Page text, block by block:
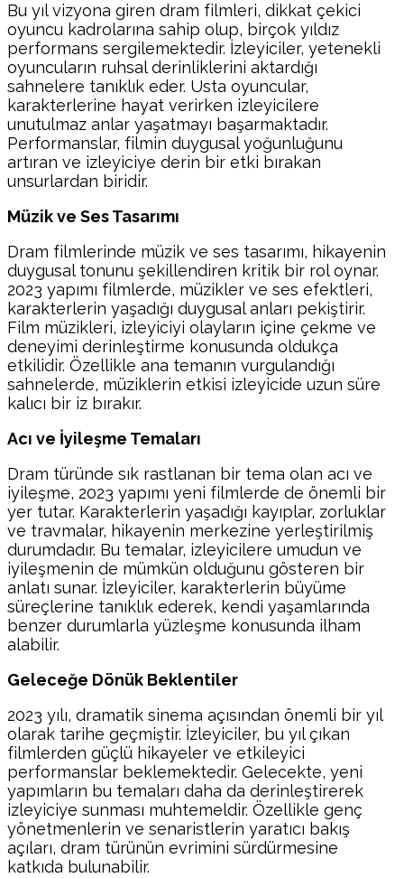
Bu yıl vizyona giren dram filmleri, dikkat çekici
oyuncu kadrolarına sahip olup, birçok yıldız
performans sergilemektedir. İzleyiciler, yetenekli
oyuncuların ruhsal derinliklerini aktardığı
sahnelere tanıklık eder. Usta oyuncular,
karakterlerine hayat verirken izleyicilere
unutulmaz anlar yaşatmayı başarmaktadır.
Performanslar, filmin duygusal yoğunluğunu
artıran ve izleyiciye derin bir etki bırakan
unsurlardan biridir.
Müzik ve Ses Tasarımı
Dram filmlerinde müzik ve ses tasarımı, hikayenin
duygusal tonunu şekillendiren kritik bir rol oynar.
2023 yapımı filmlerde, müzikler ve ses efektleri,
karakterlerin yaşadığı duygusal anları pekiştirir.
Film müzikleri, izleyiciyi olayların içine çekme ve
deneyimi derinleştirme konusunda oldukça
etkilidir. Özellikle ana temanın vurgulandığı
sahnelerde, müziklerin etkisi izleyicide uzun süre
kalıcı bir iz bırakır.
Acı ve İyileşme Temaları
Dram türünde sık rastlanan bir tema olan acı ve
iyileşme, 2023 yapımı yeni filmlerde de önemli bir
yer tutar. Karakterlerin yaşadığı kayıplar, zorluklar
ve travmalar, hikayenin merkezine yerleştirilmiş
durumdadır. Bu temalar, izleyicilere umudun ve
iyileşmenin de mümkün olduğunu gösteren bir
anlatı sunar. İzleyiciler, karakterlerin büyüme
süreçlerine tanıklık ederek, kendi yaşamlarında
benzer durumlarla yüzleşme konusunda ilham
alabilir.
Geleceğe Dönük Beklentiler
2023 yılı, dramatik sinema açısından önemli bir yıl
olarak tarihe geçmiştir. İzleyiciler, bu yıl çıkan
filmlerden güçlü hikayeler ve etkileyici
performanslar beklemektedir. Gelecekte, yeni
yapımların bu temaları daha da derinleştirerek
izleyiciye sunması muhtemeldir. Özellikle genç
yönetmenlerin ve senaristlerin yaratıcı bakış
açıları, dram türünün evrimini sürdürmesine
katkıda bulunabilir.